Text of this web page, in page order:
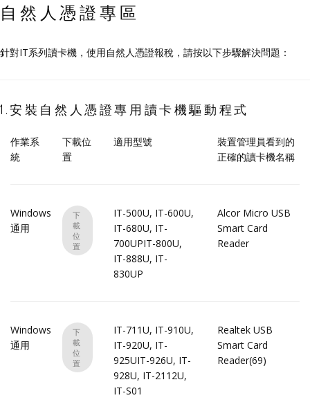
自然人憑證專區
針對IT系列讀卡機，使用自然人憑證報稅，請按以下步驟解決問題：
1.安裝自然人憑證專用讀卡機驅動程式
作業系
統
下載位
置
適用型號
裝置管理員看到的
正確的讀卡機名稱
Windows
通用
下
載
位
置
IT-500U, IT-600U,
IT-680U, IT-
700UPIT-800U,
IT-888U, IT-
830UP
Alcor Micro USB
Smart Card
Reader
Windows
通用
下
載
位
置
IT-711U, IT-910U,
IT-920U, IT-
925UIT-926U, IT-
928U, IT-2112U,
IT-S01
Realtek USB
Smart Card
Reader(69)